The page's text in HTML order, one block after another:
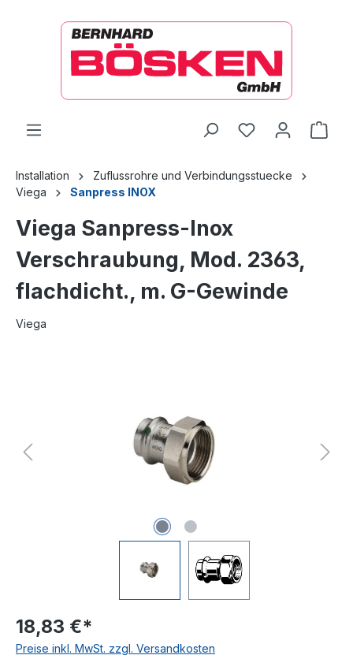
Installation
Zuflussrohre und Verbindungsstuecke
Viega
Sanpress INOX
Viega Sanpress-Inox
Verschraubung, Mod. 2363,
flachdicht., m. G-Gewinde
Viega
18,83 €*
Preise inkl. MwSt. zzgl. Versandkosten